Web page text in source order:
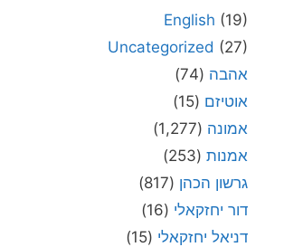
English (19)
Uncategorized (27)
אהבה (74)
אוטיזם (15)
אמונה (1,277)
אמנות (253)
גרשון הכהן (817)
דור יחזקאלי (16)
דניאל יחזקאלי (15)